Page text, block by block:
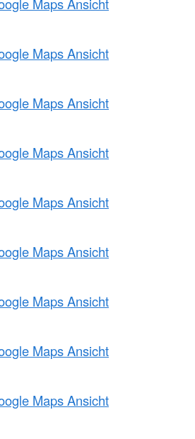
Maps Ansicht
Maps Ansicht
Maps Ansicht
Maps Ansicht
Maps Ansicht
Maps Ansicht
Maps Ansicht
Maps Ansicht